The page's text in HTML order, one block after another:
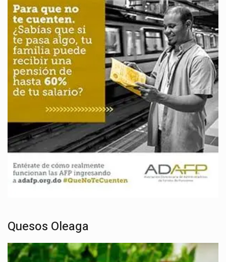
Quesos Oleaga